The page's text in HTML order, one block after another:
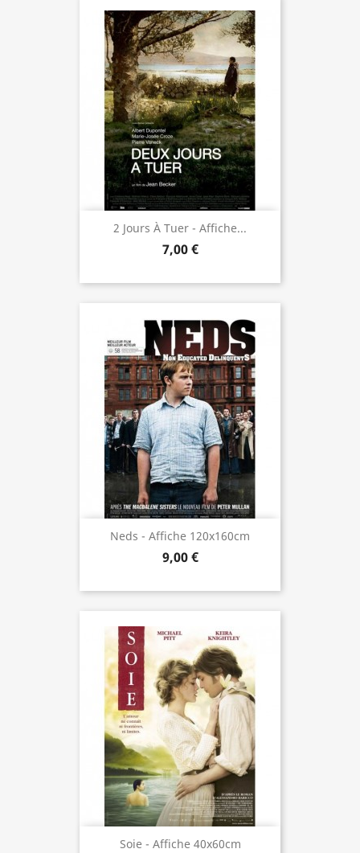
2 Jours À Tuer - Affiche...
7,00 €
Neds - Affiche 120x160cm
9,00 €
Soie - Affiche 40x60cm